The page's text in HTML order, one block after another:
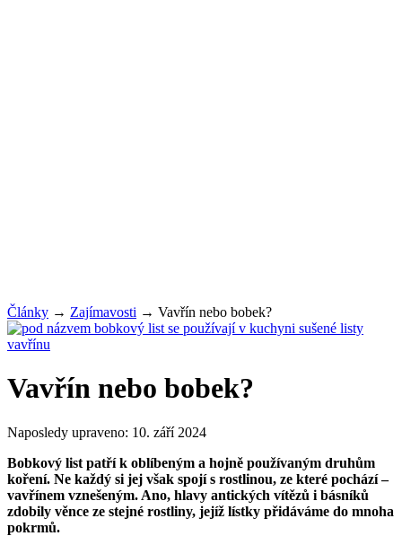
Články → Zajímavosti → Vavřín nebo bobek?
Vavřín nebo bobek?
Naposledy upraveno: 10. září 2024
Bobkový list patří k oblíbeným a hojně používaným druhům
koření. Ne každý si jej však spojí s rostlinou, ze které pochází –
vavřínem vznešeným. Ano, hlavy antických vítězů i básníků
zdobily věnce ze stejné rostliny, jejíž lístky přidáváme do mnoha
pokrmů.